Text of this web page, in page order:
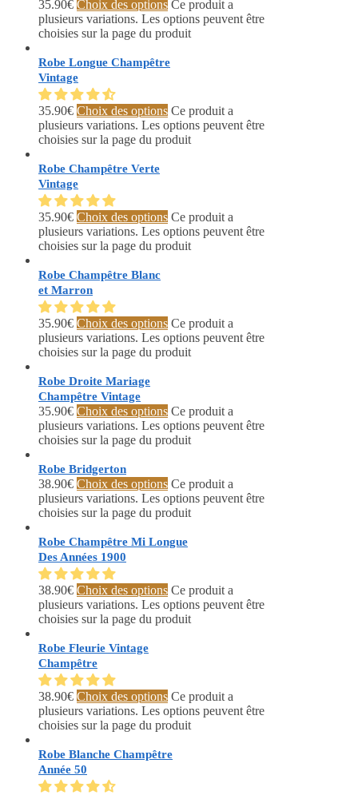
35.90€ Choix des options Ce produit a
plusieurs variations. Les options peuvent être
choisies sur la page du produit
Robe Longue Champêtre
Vintage
35.90€ Choix des options Ce produit a
plusieurs variations. Les options peuvent être
choisies sur la page du produit
Robe Champêtre Verte
Vintage
35.90€ Choix des options Ce produit a
plusieurs variations. Les options peuvent être
choisies sur la page du produit
Robe Champêtre Blanc
et Marron
35.90€ Choix des options Ce produit a
plusieurs variations. Les options peuvent être
choisies sur la page du produit
Robe Droite Mariage
Champêtre Vintage
35.90€ Choix des options Ce produit a
plusieurs variations. Les options peuvent être
choisies sur la page du produit
Robe Bridgerton
38.90€ Choix des options Ce produit a
plusieurs variations. Les options peuvent être
choisies sur la page du produit
Robe Champêtre Mi Longue
Des Années 1900
38.90€ Choix des options Ce produit a
plusieurs variations. Les options peuvent être
choisies sur la page du produit
Robe Fleurie Vintage
Champêtre
38.90€ Choix des options Ce produit a
plusieurs variations. Les options peuvent être
choisies sur la page du produit
Robe Blanche Champêtre
Année 50